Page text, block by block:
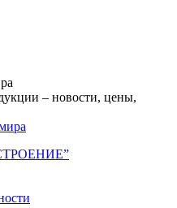
– новости, цены,